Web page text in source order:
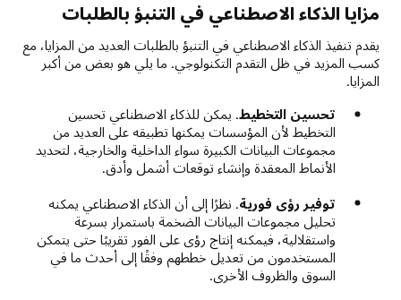
مزايا الذكاء الاصطناعي في التنبؤ بالطلبات
يقدم تنفيذ الذكاء الاصطناعي في التنبؤ بالطلبات العديد من المزايا، مع
كسب المزيد في ظل التقدم التكنولوجي. ما يلي هو بعض من أكبر
المزايا.
تحسين التخطيط. يمكن للذكاء الاصطناعي تحسين
التخطيط لأن المؤسسات يمكنها تطبيقه على العديد من
مجموعات البيانات الكبيرة سواء الداخلية والخارجية، لتحديد
الأنماط المعقدة وإنشاء توقعات أشمل وأدق.
توفير رؤى فورية. نظرًا إلى أن الذكاء الاصطناعي يمكنه
تحليل مجموعات البيانات الضخمة باستمرار بسرعة
واستقلالية، فيمكنه إنتاج رؤى على الفور تقريبًا حتى يتمكن
المستخدمون من تعديل خططهم وفقًا إلى أحدث ما في
السوق والظروف الأخرى.